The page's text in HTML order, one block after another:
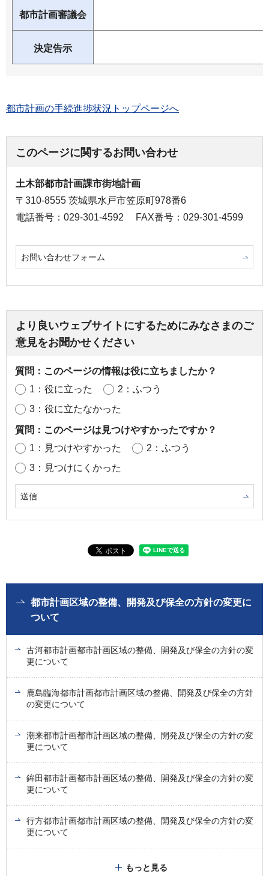
都市計画審議会
決定告示
都市計画の手続進捗状況トップページへ
このページに関するお問い合わせ
土木部都市計画課市街地計画
〒310-8555 茨城県水戸市笠原町978番6
電話番号：029-301-4592
FAX番号：029-301-4599
お問い合わせフォーム
より良いウェブサイトにするためにみなさまのご
意見をお聞かせください
質問：このページの情報は役に立ちましたか？
1：役に立った
2：ふつう
3：役に立たなかった
質問：このページは見つけやすかったですか？
1：見つけやすかった
2：ふつう
3：見つけにくかった
都市計画区域の整備、開発及び保全の方針の変更に
ついて
古河都市計画都市計画区域の整備、開発及び保全の方針の変
更について
鹿島臨海都市計画都市計画区域の整備、開発及び保全の方針
の変更について
潮来都市計画都市計画区域の整備、開発及び保全の方針の変
更について
鉾田都市計画都市計画区域の整備、開発及び保全の方針の変
更について
行方都市計画都市計画区域の整備、開発及び保全の方針の変
更について
もっと見る